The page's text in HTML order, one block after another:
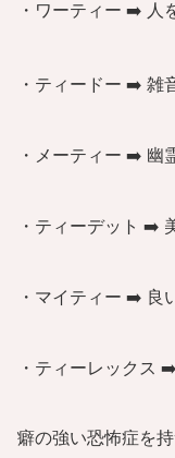
・ワーティー ➡️ 人
・ティードー ➡️ 雑
・メーティー ➡️ 幽
・ティーデット ➡️
・マイティー ➡️ 良
・ティーレックス
癖の強い恐怖症を